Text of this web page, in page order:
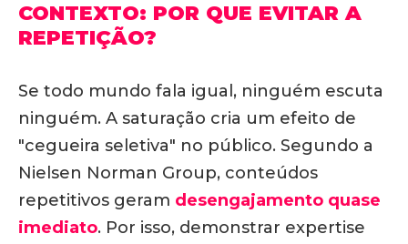
CONTEXTO: POR QUE EVITAR A
REPETIÇÃO?
Se todo mundo fala igual, ninguém escuta
ninguém. A saturação cria um efeito de
"cegueira seletiva" no público. Segundo a
Nielsen Norman Group, conteúdos
repetitivos geram desengajamento quase
imediato. Por isso, demonstrar expertise